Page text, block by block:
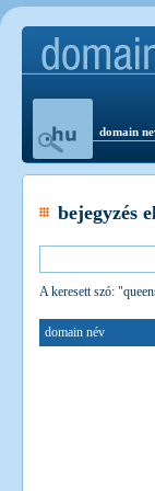
domain
bejegyzés
A keresett szó:
domain név